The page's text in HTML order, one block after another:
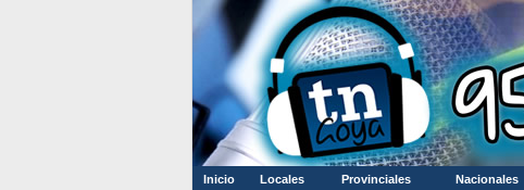
Inicio Locales Provinciales Nacionales